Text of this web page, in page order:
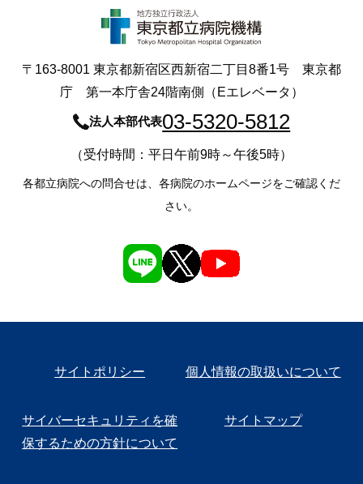
〒163-8001 東京都新宿区西新宿二丁目8番1号 東京都
庁 第一本庁舎24階南側（Eエレベータ）
法人本部代表03-5320-5812
（受付時間：平日午前9時～午後5時）
各都立病院への問合せは、各病院のホームページをご確認くだ
さい。
サイトポリシー 個人情報の取扱いについて
サイバーセキュリティを確
保するための方針について
サイトマップ